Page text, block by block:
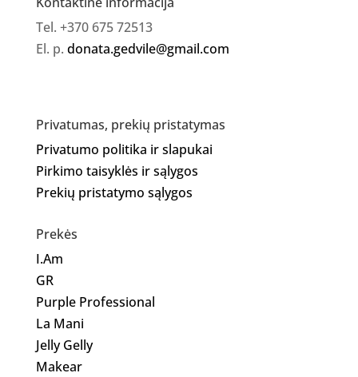
Tel. +370 675 72513
El. p. donata.gedvile@gmail.com
Privatumas, prekių pristatymas
Privatumo politika ir slapukai
Pirkimo taisyklės ir sąlygos
Prekių pristatymo sąlygos
Prekės
I.Am
GR
Purple Professional
La Mani
Jelly Gelly
Makear